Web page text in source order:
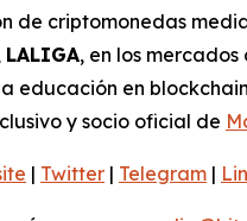
de criptomonedas
LALIGA, en los
educación en
y socio oficial de
| Twitter | Telegram |